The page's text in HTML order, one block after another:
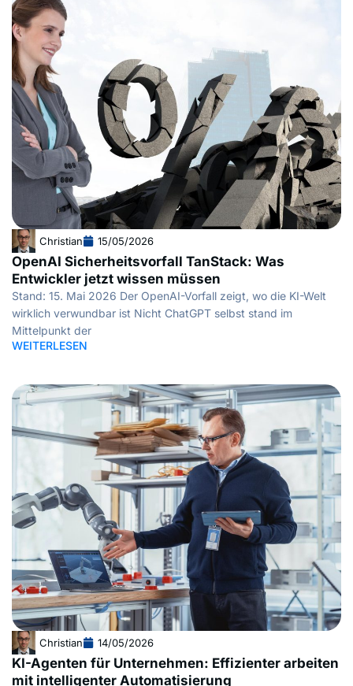
Christian 15/05/2026
OpenAI Sicherheitsvorfall TanStack: Was
Entwickler jetzt wissen müssen
Stand: 15. Mai 2026 Der OpenAI-Vorfall zeigt, wo die KI-Welt
wirklich verwundbar ist Nicht ChatGPT selbst stand im
Mittelpunkt der
WEITERLESEN
Christian 14/05/2026
KI-Agenten für Unternehmen: Effizienter arbeiten
mit intelligenter Automatisierung